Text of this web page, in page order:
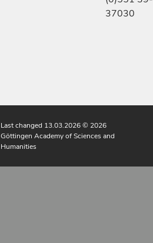
37030
Last changed 13.03.2026© 2026
Göttingen Academy of Sciences and
Humanities